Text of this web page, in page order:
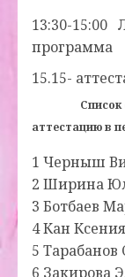
13:30-15:00
программа
15.15-
аттестацию в
1 Черныш
2 Ширина
3 Ботбаев
4 Кан
5
6 Закирова